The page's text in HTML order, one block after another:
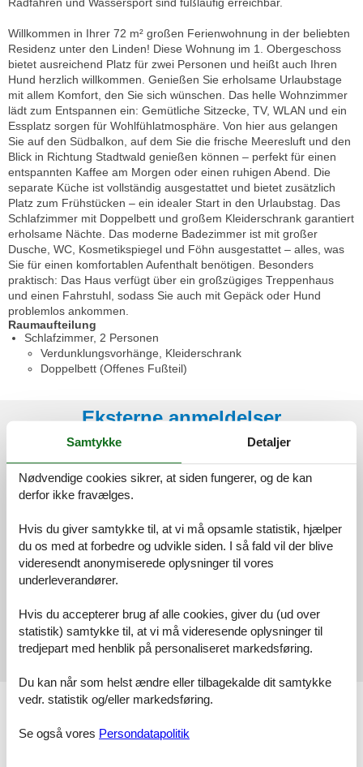
Willkommen in Ihrer 72 m² großen Ferienwohnung in der beliebten
Residenz unter den Linden! Diese Wohnung im 1. Obergeschoss
bietet ausreichend Platz für zwei Personen und heißt auch Ihren
Hund herzlich willkommen. Genießen Sie erholsame Urlaubstage
mit allem Komfort, den Sie sich wünschen. Das helle Wohnzimmer
lädt zum Entspannen ein: Gemütliche Sitzecke, TV, WLAN und ein
Essplatz sorgen für Wohlfühlatmosphäre. Von hier aus gelangen
Sie auf den Südbalkon, auf dem Sie die frische Meeresluft und den
Blick in Richtung Stadtwald genießen können – perfekt für einen
entspannten Kaffee am Morgen oder einen ruhigen Abend. Die
separate Küche ist vollständig ausgestattet und bietet zusätzlich
Platz zum Frühstücken – ein idealer Start in den Urlaubstag. Das
Schlafzimmer mit Doppelbett und großem Kleiderschrank garantiert
erholsame Nächte. Das moderne Badezimmer ist mit großer
Dusche, WC, Kosmetikspiegel und Föhn ausgestattet – alles, was
Sie für einen komfortablen Aufenthalt benötigen. Besonders
praktisch: Das Haus verfügt über ein großzügiges Treppenhaus
und einen Fahrstuhl, sodass Sie auch mit Gepäck oder Hund
problemlos ankommen.
Raumaufteilung
Schlafzimmer, 2 Personen
Verdunklungsvorhänge, Kleiderschrank
Doppelbett (Offenes Fußteil)
Eksterne anmeldelser
Vores gæsteanmeldelser Eksterne anmeldelser
4,8
2 eksterne anmeldelser
4,5
5,0
Generel:
Die perfekt und geschmackvoll ausgestattet Whg.
Faciliteter
Afstand
Afstand indkøb
Samtykke Detaljer
Nødvendige cookies sikrer, at siden fungerer, og de kan
derfor ikke fravælges.
Hvis du giver samtykke til, at vi må opsamle statistik, hjælper
du os med at forbedre og udvikle siden. I så fald vil der blive
videresendt anonymiserede oplysninger til vores
underleverandører.
Hvis du accepterer brug af alle cookies, giver du (ud over
statistik) samtykke til, at vi må videresende oplysninger til
tredjepart med henblik på personaliseret markedsføring.
Du kan når som helst ændre eller tilbagekalde dit samtykke
vedr. statistik og/eller markedsføring.
Se også vores Persondatapolitik